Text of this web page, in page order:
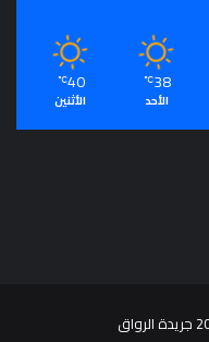
38
℃
الأحد
40
℃
الأثنين